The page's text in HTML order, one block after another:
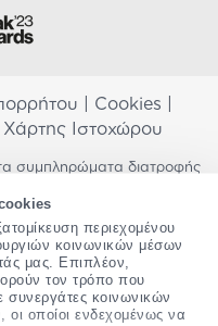
περιεχομένου
κοινωνικών μέσων
μας. Επιπλέον,
τον τρόπο που
συνεργάτες κοινωνικών
οποίοι ενδεχομένως να
Cookies
Χάρτης Ιστοχώρου
συμπληρώματα διατροφής
ή θεραπεία ανθρώπινης
σας εάν είστε έγκυος,
φαρμακευτική αγωγή ή
πριν χρησιμοποιήσετε
Προσπαθούμε διαρκώς να
πληροφορίες. Σε περίπτωση